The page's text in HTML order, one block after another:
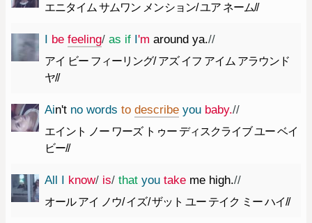
エニタイム サムワン メンション/ ユア ネーム//
I be feeling/ as if I'm around ya.//
アイ ビー フィーリング/ アズ イフ アイム アラウンド
ヤ//
Ain't no words to describe you baby.//
エイント ノー ワーズ トゥー ディスクライブ ユー ベイ
ビー//
All I know/ is/ that you take me high.//
オール アイ ノウ/ イズ/ ザット ユー テイク ミー ハイ//